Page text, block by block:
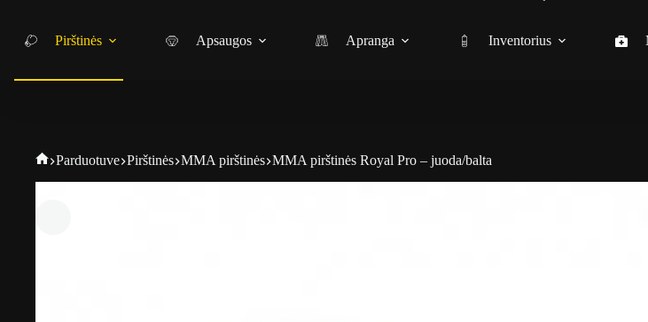
Pirštinės Apsaugos Apranga Inventorius
Parduotuve Pirštinės MMA pirštinės MMA pirštinės Royal Pro – juoda/balta